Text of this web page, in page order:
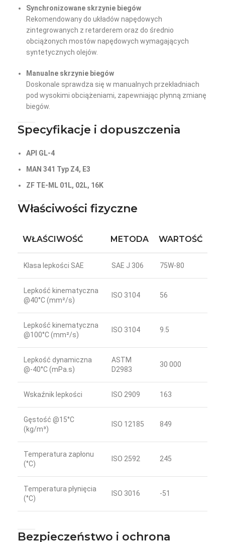
Synchronizowane skrzynie biegów
Rekomendowany do układów napędowych
zintegrowanych z retarderem oraz do średnio
obciążonych mostów napędowych wymagających
syntetycznych olejów.
Manualne skrzynie biegów
Doskonale sprawdza się w manualnych przekładniach
pod wysokimi obciążeniami, zapewniając płynną zmianę
biegów.
Specyfikacje i dopuszczenia
API GL-4
MAN 341 Typ Z4, E3
ZF TE-ML 01L, 02L, 16K
Właściwości fizyczne
WŁAŚCIWOŚĆ METODA WARTOŚĆ
Klasa lepkości SAE SAE J 306 75W-80
Lepkość kinematyczna
@40°C (mm²/s)
ISO 3104 56
Lepkość kinematyczna
@100°C (mm²/s)
ISO 3104 9.5
Lepkość dynamiczna
@-40°C (mPa.s)
ASTM
D2983
30 000
Wskaźnik lepkości ISO 2909 163
Gęstość @15°C
(kg/m³)
ISO 12185 849
Temperatura zapłonu
(°C)
ISO 2592 245
Temperatura płynięcia
(°C)
ISO 3016 -51
Bezpieczeństwo i ochrona